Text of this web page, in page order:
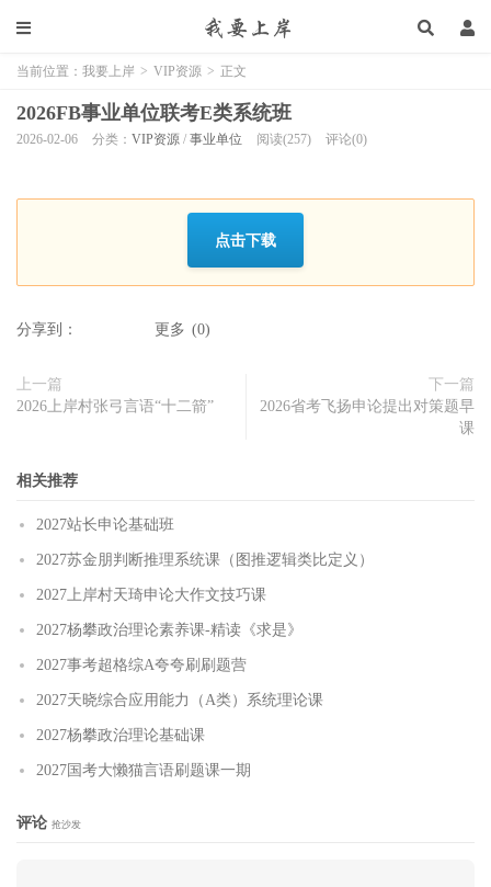
当前位置： 我要上岸 > VIP资源 > 正文
2026FB事业单位联考E类系统班
2026-02-06 分类： VIP资源 / 事业单位 阅读(257) 评论(0)
点击下载
分享到： 更多 (0)
上一篇
2026上岸村张弓言语“十二箭”
下一篇
2026省考飞扬申论提出对策题早
课
相关推荐
2027站长申论基础班
2027苏金朋判断推理系统课（图推逻辑类比定义）
2027上岸村天琦申论大作文技巧课
2027杨攀政治理论素养课-精读《求是》
2027事考超格综A夸夸刷刷题营
2027天晓综合应用能力（A类）系统理论课
2027杨攀政治理论基础课
2027国考大懒猫言语刷题课一期
评论 抢沙发